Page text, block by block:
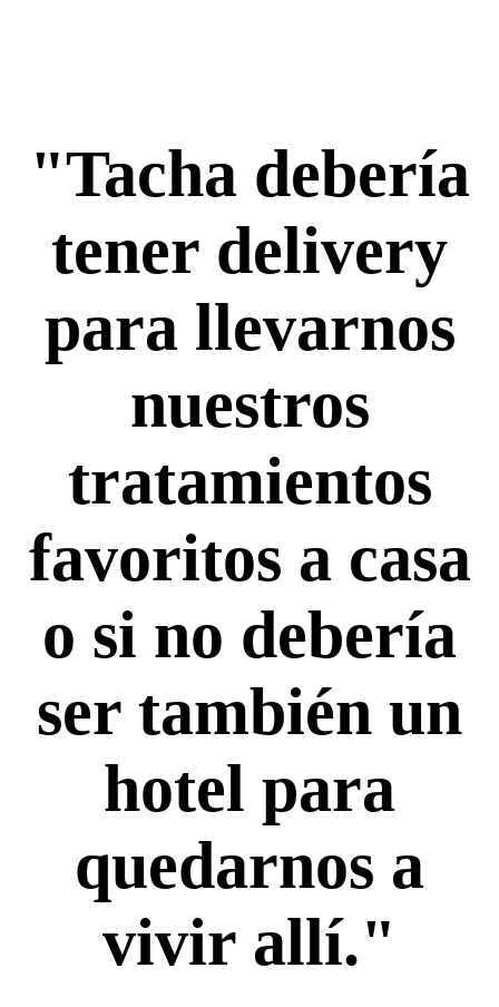
"Tacha debería
tener delivery
para llevarnos
nuestros
tratamientos
favoritos a casa
o si no debería
ser también un
hotel para
quedarnos a
vivir allí."